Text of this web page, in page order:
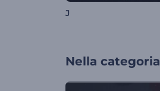
J
Nella categoria